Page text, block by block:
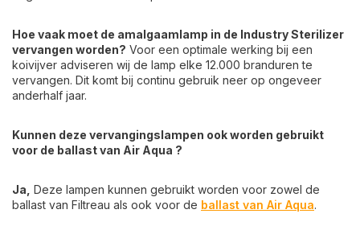
Hoe vaak moet de amalgaamlamp in de Industry Sterilizer
vervangen worden? Voor een optimale werking bij een
koivijver adviseren wij de lamp elke 12.000 branduren te
vervangen. Dit komt bij continu gebruik neer op ongeveer
anderhalf jaar.
Kunnen deze vervangingslampen ook worden gebruikt
voor de ballast van Air Aqua ?
Ja, Deze lampen kunnen gebruikt worden voor zowel de
ballast van Filtreau als ook voor de ballast van Air Aqua.